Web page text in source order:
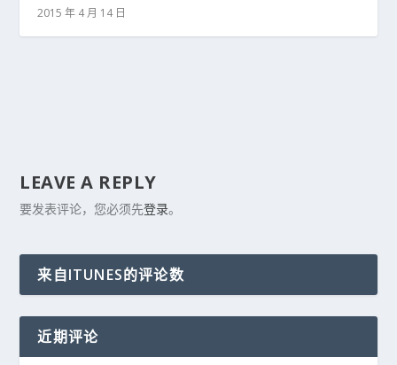
2015 年 4 月 14 日
LEAVE A REPLY
要发表评论，您必须先登录。
来自ITUNES的评论数
近期评论